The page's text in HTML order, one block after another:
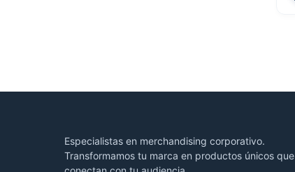
Especialistas en merchandising corporativo.
Transformamos tu marca en productos únicos que